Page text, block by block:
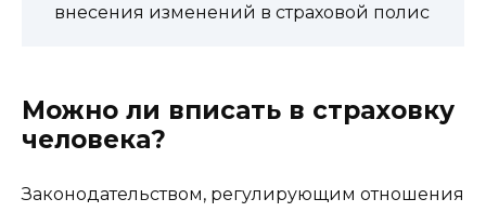
внесения изменений в страховой полис
Можно ли вписать в страховку
человека?
Законодательством, регулирующим отношения